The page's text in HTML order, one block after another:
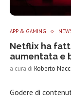
APP & GAMING
Netflix ha
aumentata e
a cura di Roberto
Godere di